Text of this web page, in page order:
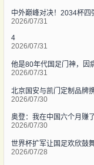
2026/07/31
4
2026/07/31
他是80年代国足门神，因
2026/07/31
北京国安与凯门定制品牌
2026/07/30
奥登：我在中国六个月赚
2026/07/30
世界杯扩军让国足欢欣鼓
2026/07/28